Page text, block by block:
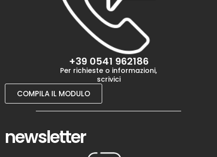
+39 0541 962186
Per richieste o informazioni,
scrivici
COMPILA IL MODULO
newsletter